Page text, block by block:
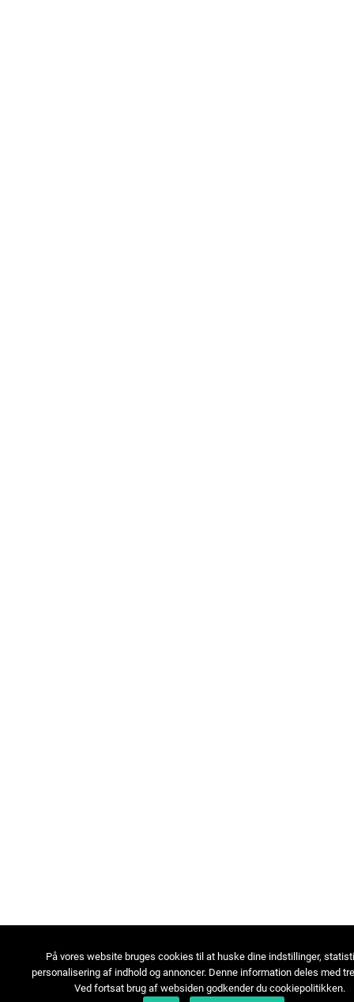
På vores website bruges cookies til at huske dine indstillinger,
personalisering af indhold og annoncer. Denne information deles med
Ved fortsat brug af websiden godkender du cookiepolitikken.